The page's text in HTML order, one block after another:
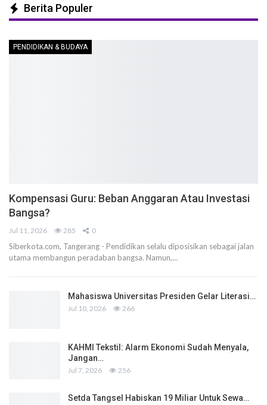
Berita Populer
PENDIDIKAN & BUDAYA
Kompensasi Guru: Beban Anggaran Atau Investasi
Bangsa?
Jul 11, 2026 285 0
Siberkota.com, Tangerang - Pendidikan selalu diposisikan sebagai jalan
utama membangun peradaban bangsa. Namun,…
Mahasiswa Universitas Presiden Gelar Literasi…
Jul 10, 2026 266
KAHMI Tekstil: Alarm Ekonomi Sudah Menyala,
Jangan…
Jul 7, 2026 256
Setda Tangsel Habiskan 19 Miliar Untuk Sewa…